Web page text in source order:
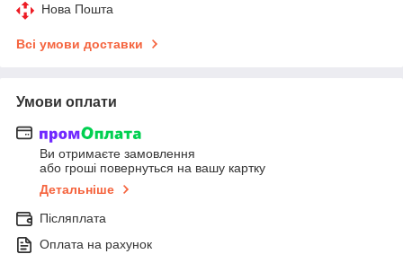
Нова Пошта
Всі умови доставки
Умови оплати
Ви отримаєте замовлення
або гроші повернуться на вашу картку
Детальніше
Післяплата
Оплата на рахунок